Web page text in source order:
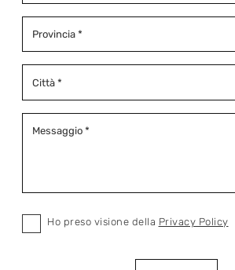
Ho preso visione della Privacy Policy